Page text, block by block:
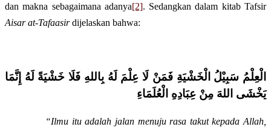
dan makna sebagaimana adanya[2]. Sedangkan dalam kitab Tafsir
Aisar at-Tafaasirdijelaskan bahwa:
الْعِلْمُ سَبِيْلُ الْخَشْيَةِ فَمَنْ لَا عِلْمَ لَهُ بِاللهِ فَلَا خَشْيَةً لَهُ إِنَّمَا
يَخْشَى اللهَ مِنْ عِبَادِهِ الْعُلَمَاءِ
“Ilmu itu adalah jalan menuju rasa takut kepada Allah,